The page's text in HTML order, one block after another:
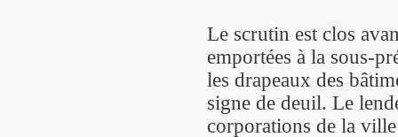
Le scrutin est clos
emportées à la sous-
les drapeaux des
signe de deuil. Le
corporations de la